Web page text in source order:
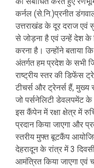
कर्नल (से.नि.)प्रनीत
उत्तराखंड के दूर दराज एवं
से जोड़ना है एवं उन्हें देश
करना है। उन्होंने बताया
अंतर्गत हम प्रदेश के सभी
राष्ट्रीय स्तर की डिफेंस
टीचर्स और ट्रेनर्स हैं, मुख्य
जो पर्सनेलिटी डेवलपमेंट के
इस कैंपेन में रक्षा क्षेत्र में
प्रदान किया जाएगा और
स्तरीय मुफ्त बूटकैंप
देहरादून के रांत्र में 3
आमंत्रित किया जाएगा एवं